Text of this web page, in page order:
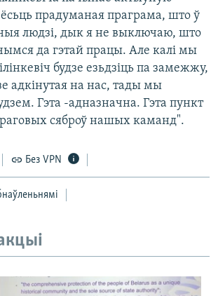
прадуманая праграма, што ў
людзі, дык я не выключаю, што
да гэтай працы. Але калі мы
будзе езьдзіць па замежжу,
адкінутая на нас, тады мы
Гэта -адназначна. Гэта пункт
сяброў нашых каманд".
Без VPN